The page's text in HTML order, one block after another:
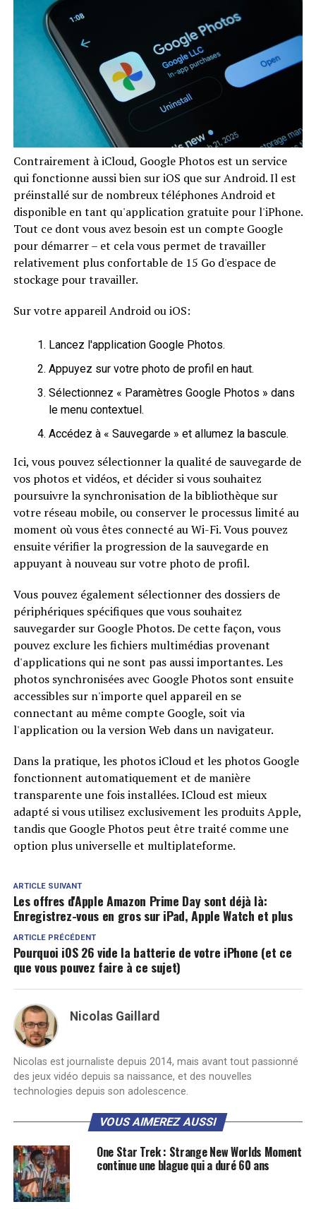
Contrairement à iCloud, Google Photos est un service
qui fonctionne aussi bien sur iOS que sur Android. Il est
préinstallé sur de nombreux téléphones Android et
disponible en tant qu'application gratuite pour l'iPhone.
Tout ce dont vous avez besoin est un compte Google
pour démarrer – et cela vous permet de travailler
relativement plus confortable de 15 Go d'espace de
stockage pour travailler.
Sur votre appareil Android ou iOS:
Lancez l'application Google Photos.
Appuyez sur votre photo de profil en haut.
Sélectionnez « Paramètres Google Photos » dans
le menu contextuel.
Accédez à « Sauvegarde » et allumez la bascule.
Ici, vous pouvez sélectionner la qualité de sauvegarde de
vos photos et vidéos, et décider si vous souhaitez
poursuivre la synchronisation de la bibliothèque sur
votre réseau mobile, ou conserver le processus limité au
moment où vous êtes connecté au Wi-Fi. Vous pouvez
ensuite vérifier la progression de la sauvegarde en
appuyant à nouveau sur votre photo de profil.
Vous pouvez également sélectionner des dossiers de
périphériques spécifiques que vous souhaitez
sauvegarder sur Google Photos. De cette façon, vous
pouvez exclure les fichiers multimédias provenant
d'applications qui ne sont pas aussi importantes. Les
photos synchronisées avec Google Photos sont ensuite
accessibles sur n'importe quel appareil en se
connectant au même compte Google, soit via
l'application ou la version Web dans un navigateur.
Dans la pratique, les photos iCloud et les photos Google
fonctionnent automatiquement et de manière
transparente une fois installées. ICloud est mieux
adapté si vous utilisez exclusivement les produits Apple,
tandis que Google Photos peut être traité comme une
option plus universelle et multiplateforme.
ARTICLE SUIVANT
Les offres d'Apple Amazon Prime Day sont déjà là:
Enregistrez-vous en gros sur iPad, Apple Watch et plus
ARTICLE PRÉCÉDENT
Pourquoi iOS 26 vide la batterie de votre iPhone (et ce
que vous pouvez faire à ce sujet)
Nicolas Gaillard
Nicolas est journaliste depuis 2014, mais avant tout passionné
des jeux vidéo depuis sa naissance, et des nouvelles
technologies depuis son adolescence.
VOUS AIMEREZ AUSSI
One Star Trek : Strange New Worlds Moment
continue une blague qui a duré 60 ans